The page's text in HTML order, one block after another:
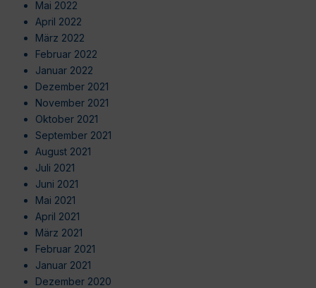
Mai 2022
April 2022
März 2022
Februar 2022
Januar 2022
Dezember 2021
November 2021
Oktober 2021
September 2021
August 2021
Juli 2021
Juni 2021
Mai 2021
April 2021
März 2021
Februar 2021
Januar 2021
Dezember 2020